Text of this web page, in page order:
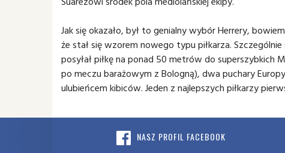
Jak się okazało, był to genialny wybór Herrery,
że stał się wzorem nowego typu piłkarza.
posyłał piłkę na ponad 50 metrów do
po meczu barażowym z Bologną), dwa puchary
ulubieńcem kibiców. Jeden z najlepszych piłkarzy
NASZ PROFIL FACEBOOK